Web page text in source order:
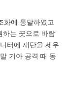
화에 통달하였고
하는 곳으로 바람
터에 재단을 세우
기아 공격 때 동